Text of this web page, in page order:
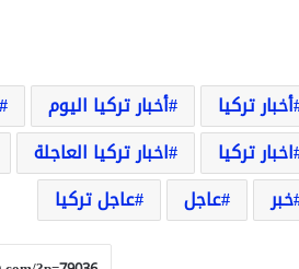
أخبار تركيا أخبار تركيا اليوم
اخبار تركيا
اخبار تركيا العاجلة
خبر
عاجل عاجل تركيا